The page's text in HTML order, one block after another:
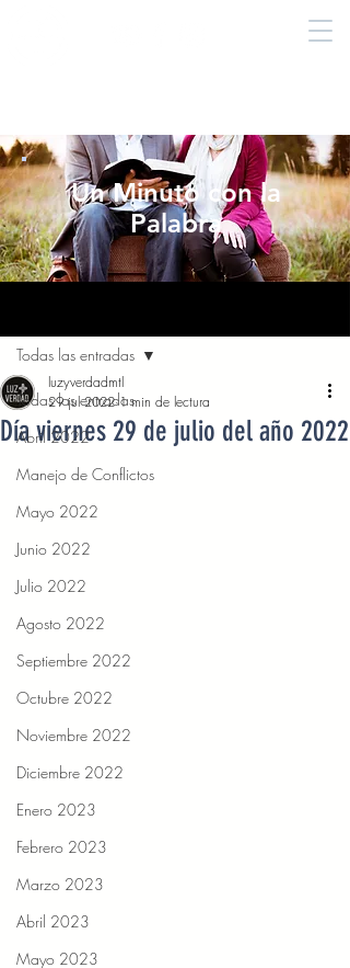
Un Minuto con la
Palabra
Todas las entradas
Abril 2022
Manejo de Conflictos
Mayo 2022
Junio 2022
Julio 2022
Agosto 2022
Septiembre 2022
Octubre 2022
Noviembre 2022
Diciembre 2022
Enero 2023
Febrero 2023
Marzo 2023
Abril 2023
Mayo 2023
Todas las entradas
Día viernes 29 de julio del año 2022
luzyverdadmtl
29 jul 2022 1 min de lectura